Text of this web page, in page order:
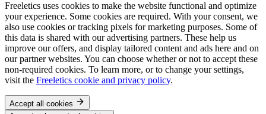
Freeletics uses cookies to make the website functional and optimize
your experience. Some cookies are required. With your consent, we
also use cookies or tracking pixels for marketing purposes. Some of
this data is shared with our advertising partners. These help us
improve our offers, and display tailored content and ads here and on
our partner websites. You can choose whether or not to accept these
non-required cookies. To learn more, or to change your settings,
visit the Freeletics cookie and privacy policy.
Accept all cookies